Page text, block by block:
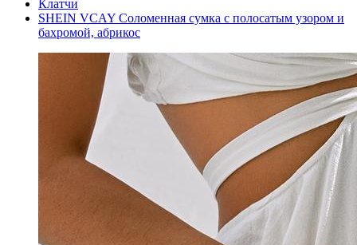
Клатчи
SHEIN VCAY Соломенная сумка с полосатым узором и
бахромой, абрикос